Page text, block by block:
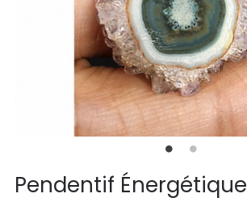
Pendentif Énergétique